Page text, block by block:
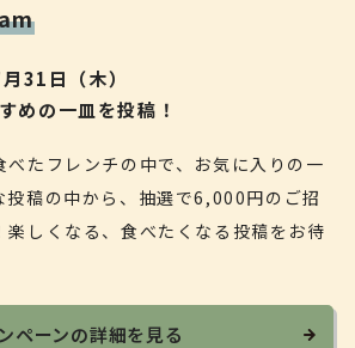
31日（木）
めの一皿を投稿！
べたフレンチの中で、お気に入りの一
稿の中から、抽選で6,000円のご招
楽しくなる、食べたくなる投稿をお待
ペーンの詳細を見る